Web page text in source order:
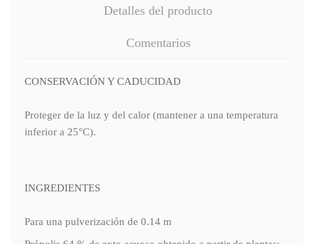
Detalles del producto
Comentarios
CONSERVACIÓN Y CADUCIDAD
Proteger de la luz y del calor (mantener a una temperatura
inferior a 25°C).
INGREDIENTES
Para una pulverización de 0.14 m